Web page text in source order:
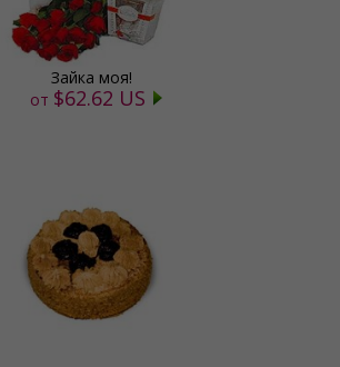
Зайка моя!
от $62.62 US